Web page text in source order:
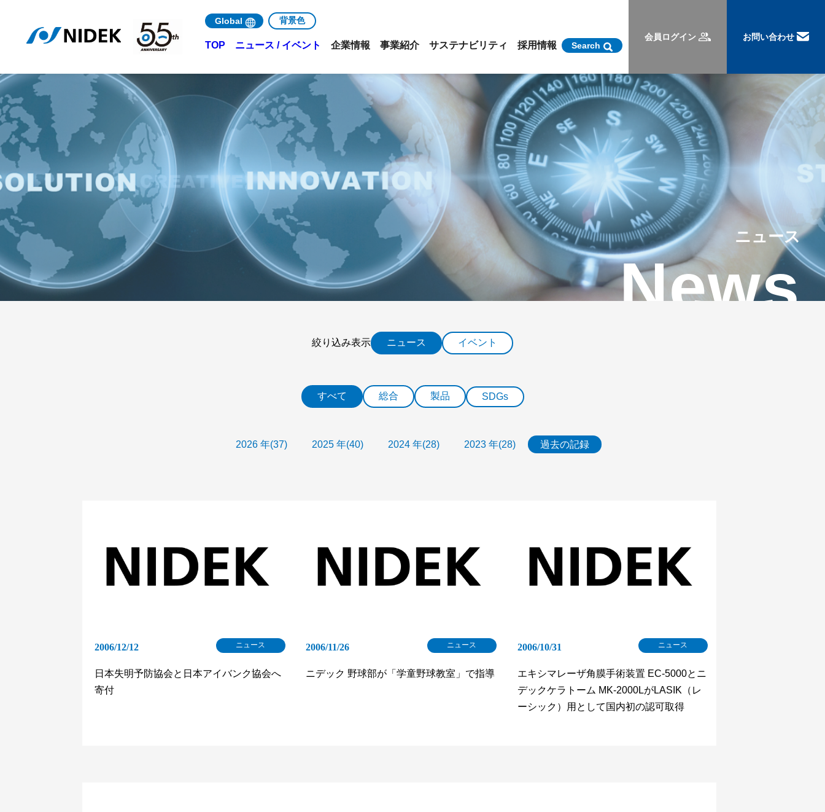
Global 背景色
TOP ニュース / イベント 企業情報 事業紹介 サステナビリティ 採用情報 Search
会員ログイン お問い合わせ
ニュース
News
絞り込み表示 ニュース イベント
すべて 総合 製品 SDGs
2026 年(37) 2025 年(40) 2024 年(28) 2023 年(28) 過去の記録
2006/12/12 ニュース
日本失明予防協会と日本アイバンク協会へ
寄付
2006/11/26 ニュース
ニデック 野球部が「学童野球教室」で指導
2006/10/31 ニュース
エキシマレーザ角膜手術装置 EC-5000とニ
デックケラトーム MK-2000LがLASIK（レ
ーシック）用として国内初の認可取得